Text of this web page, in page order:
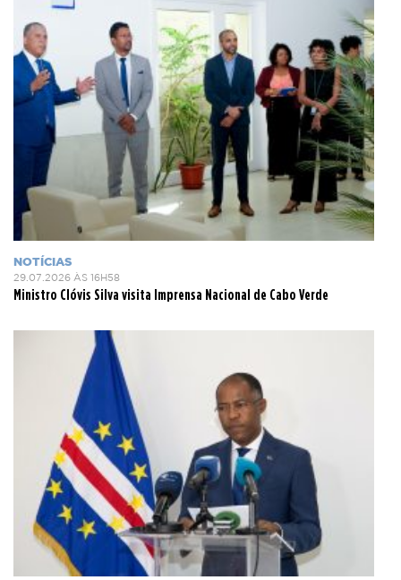
NOTÍCIAS
29.07.2026 ÀS 16H58
Ministro Clóvis Silva visita Imprensa Nacional de Cabo Verde